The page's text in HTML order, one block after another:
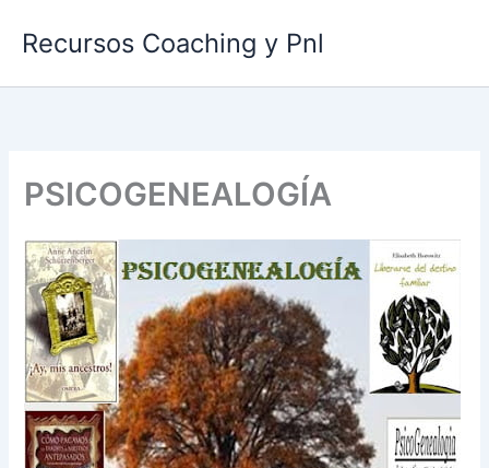
Recursos Coaching y Pnl
PSICOGENEALOGÍA